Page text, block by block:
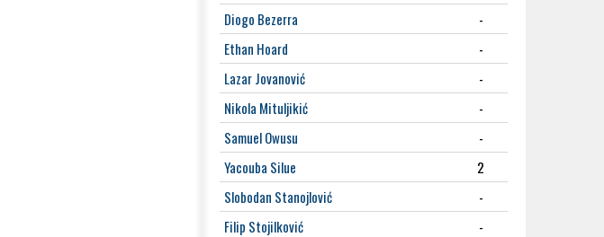
Diogo Bezerra
-
Ethan Hoard
-
Lazar Jovanović
-
Nikola Mituljikić
-
Samuel Owusu
-
Yacouba Silue
2
Slobodan Stanojlović
-
Filip Stojilković
-